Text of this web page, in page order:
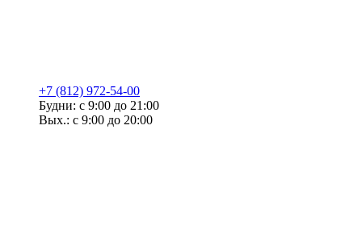
+7 (812) 972-54-00
Будни: с 9:00 до 21:00
Вых.: с 9:00 до 20:00